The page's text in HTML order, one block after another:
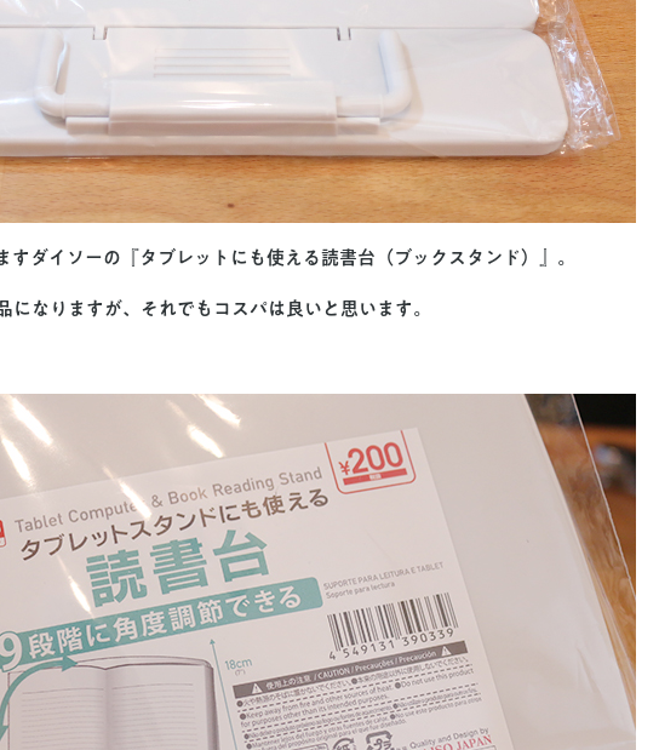
すダイソーの『タブレットにも使える読書台（ブックスタンド）』。
なりますが、それでもコスパは良いと思います。